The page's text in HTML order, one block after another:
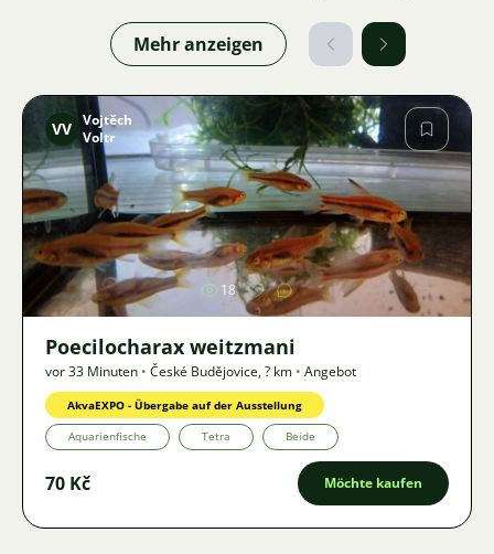
Mehr anzeigen
Bild
VV Vojtěch
Voltr
18
Poecilocharax weitzmani
vor 33 Minuten • České Budějovice,? km • Angebot
AkvaEXPO - Übergabe auf der Ausstellung
Aquarienfische Tetra Beide
70 Kč Möchte kaufen